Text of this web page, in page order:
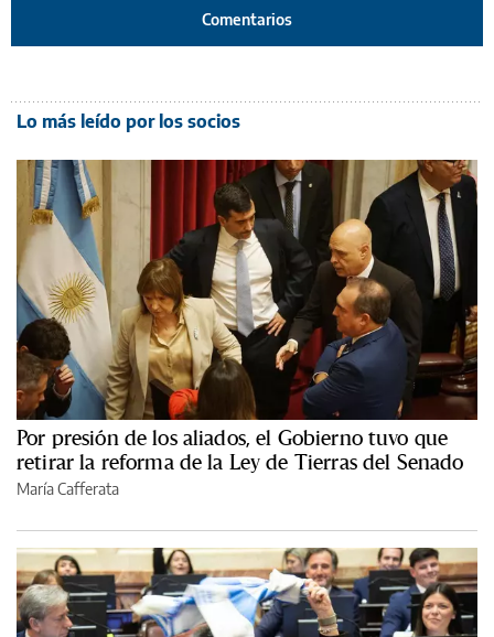
Comentarios
Lo más leído por los socios
Por presión de los aliados, el Gobierno tuvo que
retirar la reforma de la Ley de Tierras del Senado
María Cafferata